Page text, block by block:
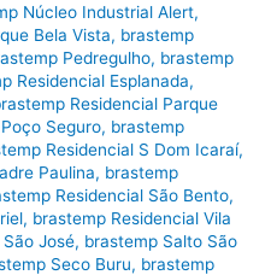
Núcleo Industrial Alert,
Bela Vista, brastemp
Pedregulho, brastemp
Residencial Esplanada,
Residencial Parque
Seguro, brastemp
Residencial S Dom Icaraí,
Paulina, brastemp
Residencial São Bento,
, brastemp Residencial Vila
José, brastemp Salto São
Seco Buru, brastemp